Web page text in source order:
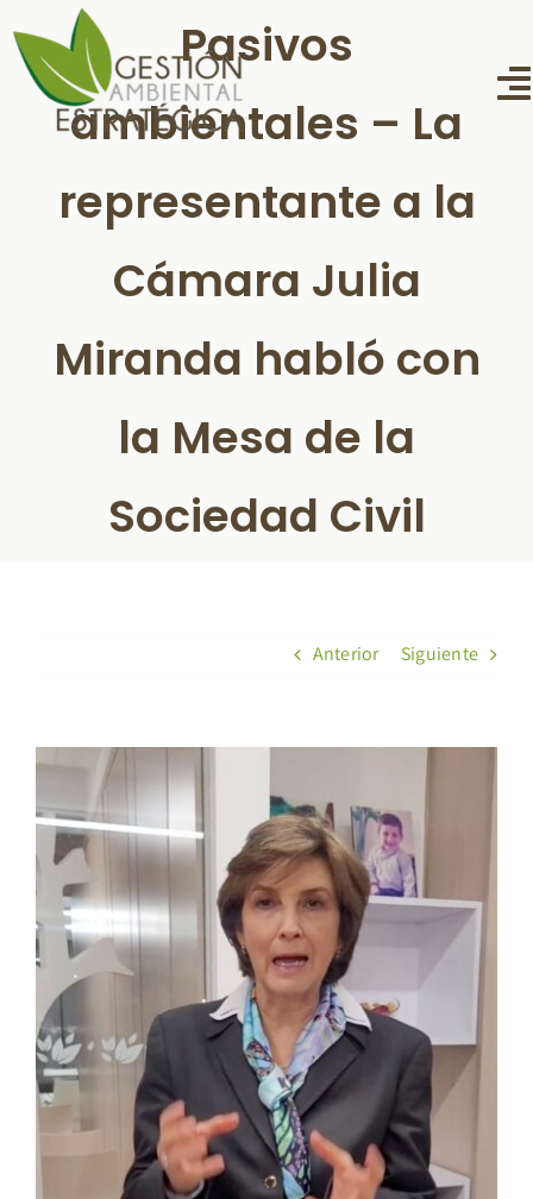
contenido
Noticias y publicaciones
Conciencia
Pasivos
ambientales – La
representante a la
Cámara Julia
Miranda habló con
la Mesa de la
Sociedad Civil
Anterior Siguiente
Ver
más
grande